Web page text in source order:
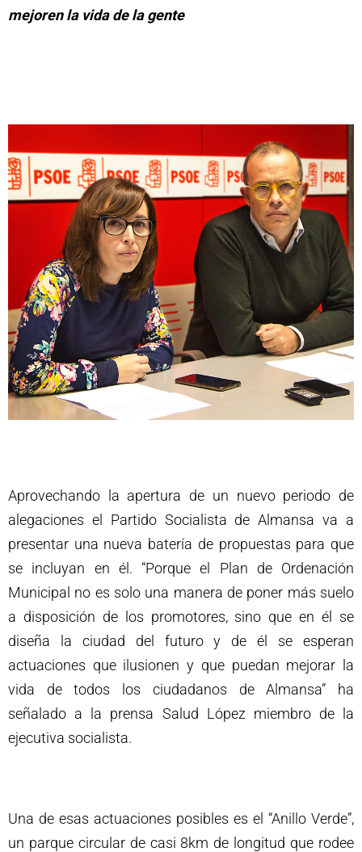
mejoren la vida de la gente
Aprovechando la apertura de un nuevo periodo de
alegaciones el Partido Socialista de Almansa va a
presentar una nueva batería de propuestas para que
se incluyan en él. “Porque el Plan de Ordenación
Municipal no es solo una manera de poner más suelo
a disposición de los promotores, sino que en él se
diseña la ciudad del futuro y de él se esperan
actuaciones que ilusionen y que puedan mejorar la
vida de todos los ciudadanos de Almansa” ha
señalado a la prensa Salud López miembro de la
ejecutiva socialista.
Una de esas actuaciones posibles es el “Anillo Verde”,
un parque circular de casi 8km de longitud que rodee